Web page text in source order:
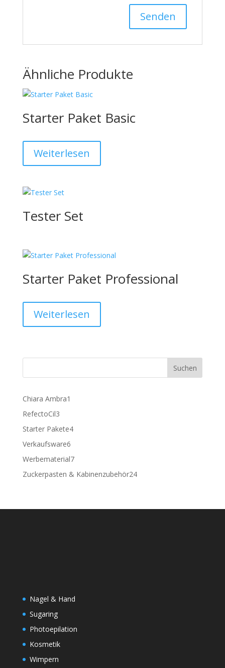
Ähnliche Produkte
Starter Paket Basic
Weiterlesen
Tester Set
Starter Paket Professional
Weiterlesen
Chiara Ambra1
RefectoCil33
Produkte
Starter Pakete44
Verkaufsware66
Produkte
Werbematerial77
Produkte
Zuckerpasten & Kabinenzubehör2424
Nagel & Hand
Sugaring
Photoepilation
Kosmetik
Wimpern